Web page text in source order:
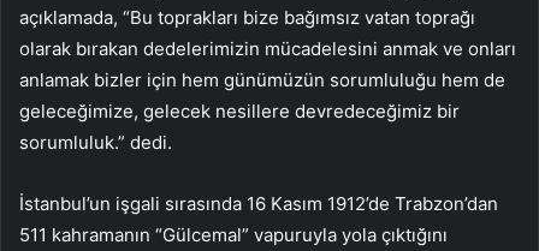
açıklamada, “Bu toprakları bize bağımsız vatan toprağı
olarak bırakan dedelerimizin mücadelesini anmak ve onları
anlamak bizler için hem günümüzün sorumluluğu hem de
geleceğimize, gelecek nesillere devredeceğimiz bir
sorumluluk.” dedi.
İstanbul’un işgali sırasında 16 Kasım 1912’de Trabzon’dan
511 kahramanın “Gülcemal” vapuruyla yola çıktığını